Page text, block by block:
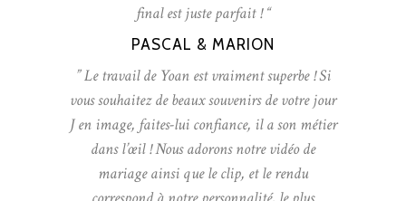
final est juste parfait ! “
PASCAL & MARION
” Le travail de Yoan est vraiment superbe ! Si
vous souhaitez de beaux souvenirs de votre jour
J en image, faites-lui confiance, il a son métier
dans l’œil ! Nous adorons notre vidéo de
mariage ainsi que le clip, et le rendu